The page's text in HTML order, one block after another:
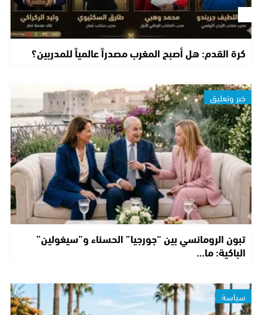
كرة القدم: هل أصبح المغرب مصدراً عالمياً للمدربين؟
خبر وتعليق
تبون الرومانسي بين “جورجيا” الحسناء و”سيغولين”
الباكية: ما…
سياسة